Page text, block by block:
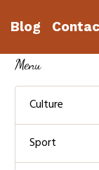
Blog
Menu
Culture
Sport